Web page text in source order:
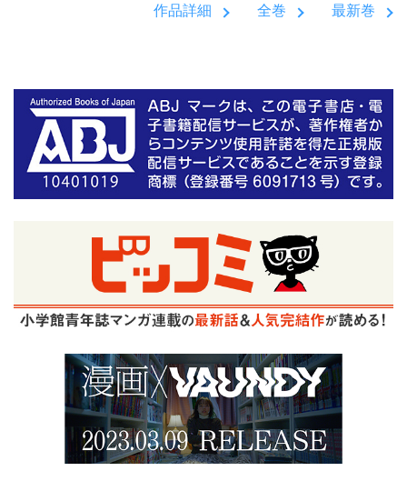
作品詳細 全巻 最新巻